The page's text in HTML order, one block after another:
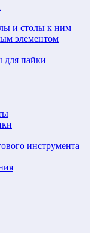
и столы к ним
элементом
для пайки
инструмента